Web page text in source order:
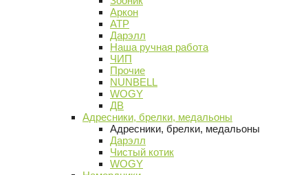
Аркон
АТР
Дарэлл
Наша ручная работа
ЧИП
Прочие
NUNBELL
WOGY
ДВ
Адресники, брелки, медальоны
Адресники, брелки, медальоны
Дарэлл
Чистый котик
WOGY